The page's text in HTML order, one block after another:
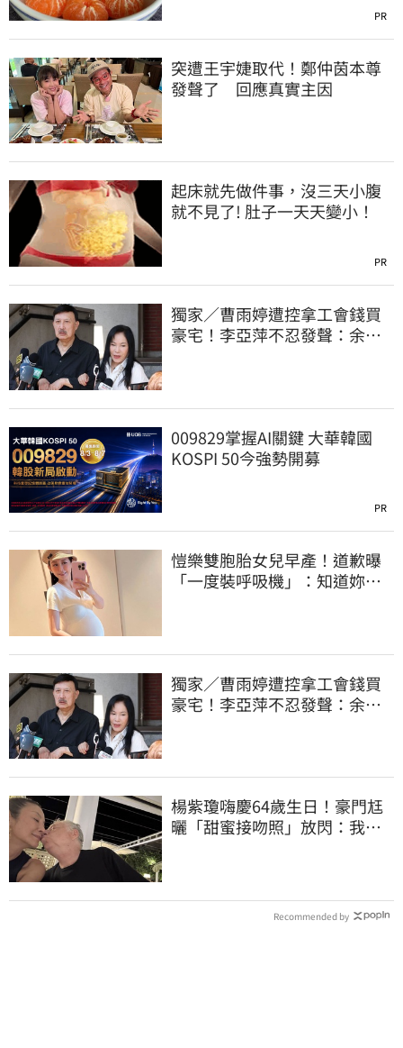
PR
突遭王宇婕取代！鄭仲茵本尊
發聲了 回應真實主因
起床就先做件事，沒三天小腹
就不見了! 肚子一天天變小！
PR
獨家／曹雨婷遭控拿工會錢買
豪宅！李亞萍不忍發聲：余天
009829掌握AI關鍵 大華韓國
KOSPI 50今強勢開募
PR
愷樂雙胞胎女兒早產！道歉曝
「一度裝呼吸機」：知道妳們
獨家／曹雨婷遭控拿工會錢買
豪宅！李亞萍不忍發聲：余天
楊紫瓊嗨慶64歲生日！豪門尪
曬「甜蜜接吻照」放閃：我親
Recommended by